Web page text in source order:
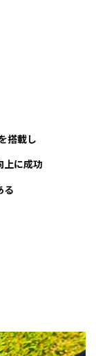
搭載し
上に成功
る